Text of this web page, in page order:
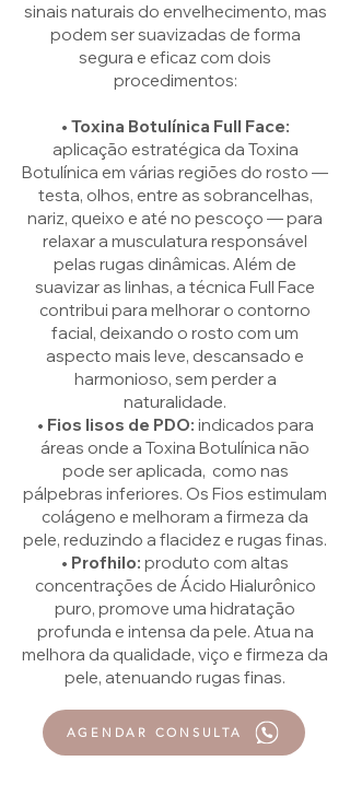
sinais naturais do envelhecimento, mas
podem ser suavizadas de forma
segura e eficaz com dois
procedimentos:
• Toxina Botulínica Full Face:
aplicação estratégica da Toxina
Botulínica em várias regiões do rosto —
testa, olhos, entre as sobrancelhas,
nariz, queixo e até no pescoço — para
relaxar a musculatura responsável
pelas rugas dinâmicas. Além de
suavizar as linhas, a técnica Full Face
contribui para melhorar o contorno
facial, deixando o rosto com um
aspecto mais leve, descansado e
harmonioso, sem perder a
naturalidade.
• Fios lisos de PDO: indicados para
áreas onde a Toxina Botulínica não
pode ser aplicada, como nas
pálpebras inferiores. Os Fios estimulam
colágeno e melhoram a firmeza da
pele, reduzindo a flacidez e rugas finas.
• Profhilo: produto com altas
concentrações de Ácido Hialurônico
puro, promove uma hidratação
profunda e intensa da pele. Atua na
melhora da qualidade, viço e firmeza da
pele, atenuando rugas finas.
AGENDAR CONSULTA